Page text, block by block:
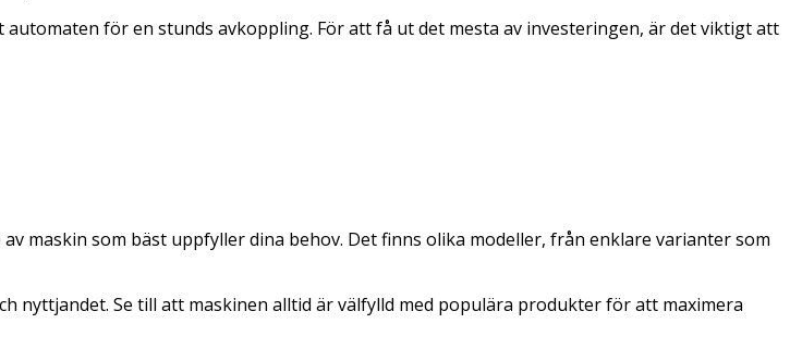
för en stunds avkoppling. För att få ut det mesta av investeringen, är det viktigt att
maskin som bäst uppfyller dina behov. Det finns olika modeller, från enklare varianter som
nyttjandet. Se till att maskinen alltid är välfylld med populära produkter för att maximera